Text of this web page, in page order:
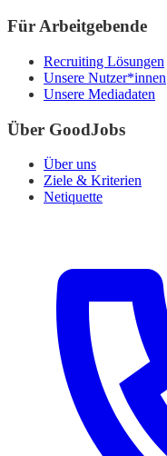
Für Arbeitgebende
Recruiting Lösungen
Unsere Nutzer*innen
Unsere Mediadaten
Über GoodJobs
Über uns
Ziele & Kriterien
Netiquette